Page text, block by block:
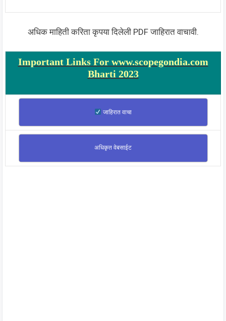
अधिक माहिती करिता कृपया दिलेली PDF जाहिरात वाचावी.
Important Links For www.scopegondia.com
Bharti 2023
जाहिरात वाचा
अधिकृत वेबसाईट